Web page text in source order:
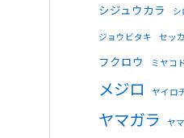
シジュウカラ シ
ジョウビタキ セッカ
フクロウ
ミヤコ
メジロ ヤイロ
ヤマガラ ヤ